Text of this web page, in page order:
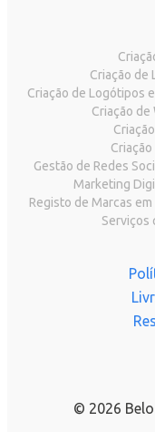
Criação de
Criação de Logótipos
Criação de
Gestão de Redes
Marketing
Registo de Marcas em
Serviços
© 2026